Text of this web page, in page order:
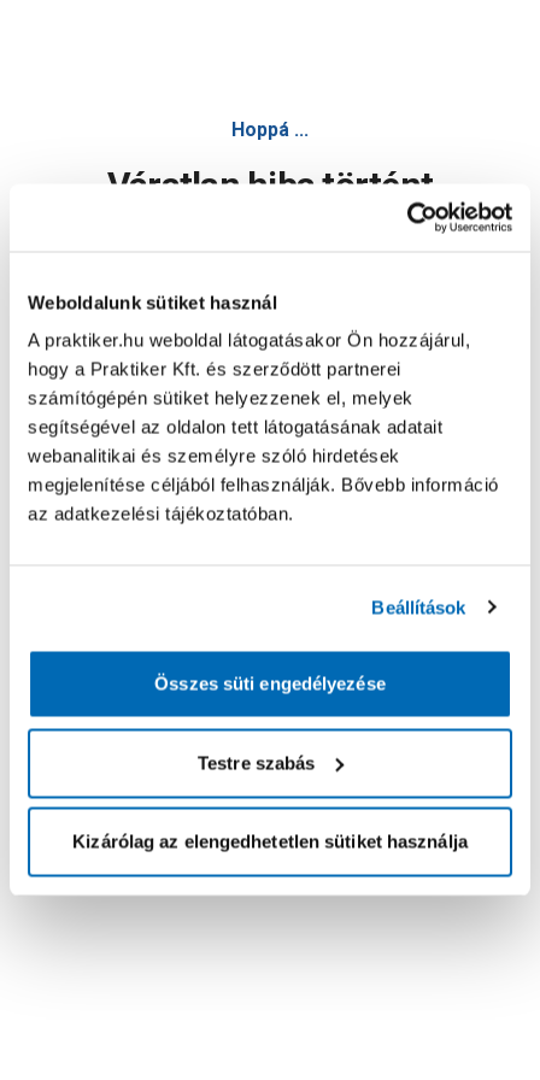
Weboldalunk sütiket használ
A praktiker.hu weboldal látogatásakor Ön hozzájárul,
hogy a Praktiker Kft. és szerződött partnerei
számítógépén sütiket helyezzenek el, melyek
segítségével az oldalon tett látogatásának adatait
webanalitikai és személyre szóló hirdetések
megjelenítése céljából felhasználják. Bővebb információ
az adatkezelési tájékoztatóban.
Beállítások
Összes süti engedélyezése
Testre szabás
Kizárólag az elengedhetetlen sütiket használja
Hoppá ...
Váratlan hiba történt
Oldal újratöltése